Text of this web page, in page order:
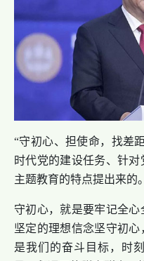
“守初心、担使命，找差
时代党的建设任务、针
主题教育的特点提出来的。
守初心，就是要牢记全
坚定的理想信念坚守初
是我们的奋斗目标，时